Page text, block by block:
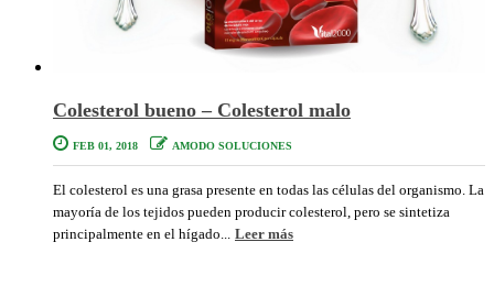
Colesterol bueno – Colesterol malo
FEB 01, 2018 AMODO SOLUCIONES
El colesterol es una grasa presente en todas las células del organismo. La
mayoría de los tejidos pueden producir colesterol, pero se sintetiza
principalmente en el hígado... Leer más